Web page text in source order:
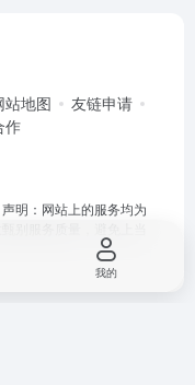
站地图
友链申请
作
明：网站上的服务均为
我的